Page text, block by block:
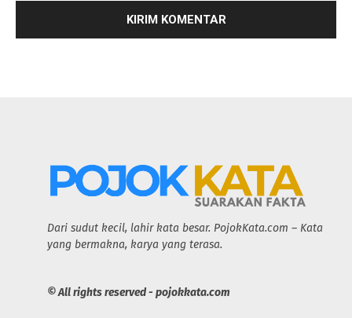
Dari sudut kecil, lahir kata besar. PojokKata.com – Kata
yang bermakna, karya yang terasa.
© All rights reserved - pojokkata.com